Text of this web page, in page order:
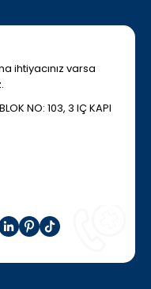
ihtiyacınız varsa
NO: 103, 3 IÇ KAPI